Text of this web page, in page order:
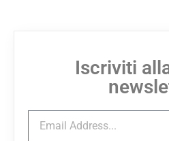
Iscriviti